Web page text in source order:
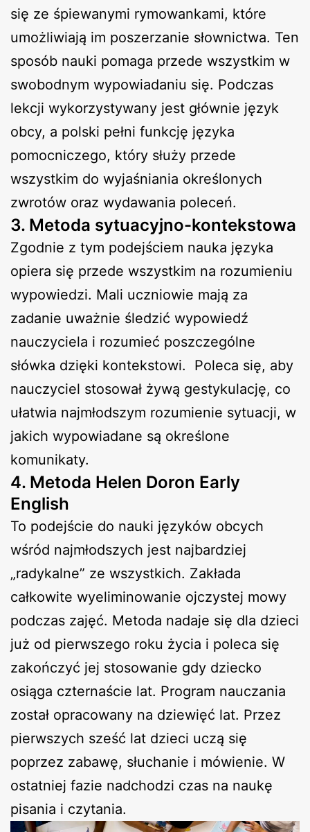
się ze śpiewanymi rymowankami, które
umożliwiają im poszerzanie słownictwa. Ten
sposób nauki pomaga przede wszystkim w
swobodnym wypowiadaniu się. Podczas
lekcji wykorzystywany jest głównie język
obcy, a polski pełni funkcję języka
pomocniczego, który służy przede
wszystkim do wyjaśniania określonych
zwrotów oraz wydawania poleceń.
3. Metoda sytuacyjno-kontekstowa
Zgodnie z tym podejściem nauka języka
opiera się przede wszystkim na rozumieniu
wypowiedzi. Mali uczniowie mają za
zadanie uważnie śledzić wypowiedź
nauczyciela i rozumieć poszczególne
słówka dzięki kontekstowi. Poleca się, aby
nauczyciel stosował żywą gestykulację, co
ułatwia najmłodszym rozumienie sytuacji, w
jakich wypowiadane są określone
komunikaty.
4. Metoda Helen Doron Early
English
To podejście do nauki języków obcych
wśród najmłodszych jest najbardziej
„radykalne” ze wszystkich. Zakłada
całkowite wyeliminowanie ojczystej mowy
podczas zajęć. Metoda nadaje się dla dzieci
już od pierwszego roku życia i poleca się
zakończyć jej stosowanie gdy dziecko
osiąga czternaście lat. Program nauczania
został opracowany na dziewięć lat. Przez
pierwszych sześć lat dzieci uczą się
poprzez zabawę, słuchanie i mówienie. W
ostatniej fazie nadchodzi czas na naukę
pisania i czytania.